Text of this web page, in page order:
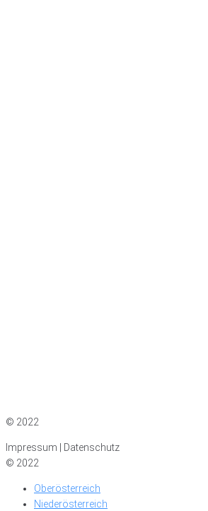
© 2022
Impressum | Datenschutz
© 2022
Oberösterreich
Niederösterreich